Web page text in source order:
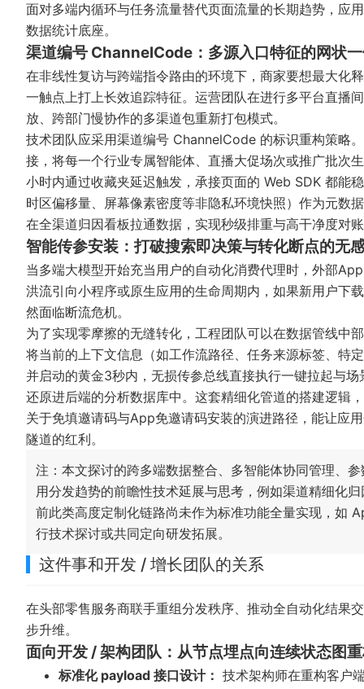
面对多端内循环与任务流量替代页面流量的长期趋势，应
数据统计底座。
渠道编号 ChannelCode：多源入口特征的网状
在非线性复访与跨端指令路由的环境下，商家要想最大化
一触点上打上长效追踪特征。运营团队在进行多平台直播
放、跨部门慢协作的多渠道包重新打包模式。
技术团队应采用渠道编号 ChannelCode 的标识重构策略
接，将每一个行业专属智能体、直播大促场次或推广批次
小时内通过收藏夹延迟触发，承接页面的 Web SDK 都能
时区偏移量、屏幕像素密度等非隐私环境快照）作为元数
在全渠道归因看板拉通数据，实现秒级排重与高干净度对
智能传参安装：打破搜索即决策与转化断点的无
当多端大模型开始充当用户的自动化消费代理时，外部
洪流引向小程序或原生应用的生命周期内，如果新用户下
然面临断流危机。
为了实现零摩擦的无缝转化，工程团队可以在数据管线中
将当前的上下文信息（如工作流路径、任务来源标签、特
并启动的黄金3秒内，无损传参总线直接执行一键拉起与场
还原进后端的分析数据库中。这套精细化管道的搭建逻辑
关于免填邀请码与App免邀请码安装的演进路径，能让应
隧道的红利。
注：本文探讨的跨多端数据整合、多智能体协同管理、
用分发趋势的前瞻性技术延展与思考，例如渠道精细化
前此类高度定制化链路尚未作为标准功能全量实现，如
行技术探讨或共同定向研发拓展。
这件事和开发 / 增长团队的关系
在头部零售服务商联手重组分发秩序、推动全自动化结果
步升维。
面向开发 / 架构团队：从节点埋点向连续状态图
标准化 payload 接口设计： 技术架构师在重构客户